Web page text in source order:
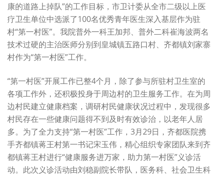
康的道路上掉队”的工作目标，市卫计委从全市二级以上医
疗卫生单位中选派了100名优秀青年医生深入基层作为驻
村“第一村医”。我院普外一科王加邦、普外二科崔海波两名
技术过硬的主治医师分别到皇城镇五路口村、齐都镇刘家寨
村作为“第一村医”工作。
“第一村医”开展工作已整4个月，除了参与所驻村卫生室的
各项工作外，还积极投身于周边村的卫生服务工作。在为周
边村民建立健康档案，调研村民健康状况过程中，发现很多
村民存在一些健康问题得不到及时有效诊治，以老年人居
多。为了全力支持“第一村医”工作，3月29日，齐都医院携
手齐都镇蒋王村第一书记宋玉伟，精心组织专家团队来到齐
都镇蒋王村进行“健康服务进万家，助力第一村医”义诊活
动。此次义诊活动由刘稳副院长带队，医务科、社会卫生科